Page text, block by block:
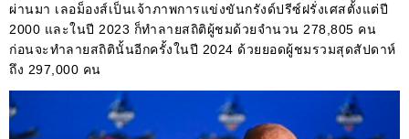
ผ่านมา เลอม็องส์เป็นเจ้าภาพการแข่งขันกรังด์ปรีซ์ฝรั่งเศสตั้งแต่ปี
2000 และในปี 2023 ก็ทำลายสถิติผู้ชมด้วยจำนวน 278,805 คน
ก่อนจะทำลายสถิตินั้นอีกครั้งในปี 2024 ด้วยยอดผู้ชมรวมสุดสัปดาห์
ถึง 297,000 คน